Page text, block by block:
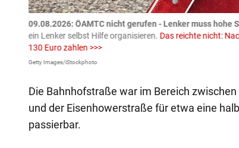
09.08.2026: ÖAMTC nicht gerufen - Lenker muss hohe
ein Lenker selbst Hilfe organisieren. Das reichte nicht:
130 Euro zahlen >>>
Getty Images/iStockphoto
Die Bahnhofstraße war im Bereich
und der Eisenhowerstraße für etwa eine
passierbar.